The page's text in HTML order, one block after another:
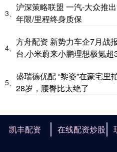
3、
沪深策略联盟 一汽-大众推
年限/里程终身质保
4、
方舟配资 新势力车企7月战
台,小米蔚来小鹏理想极氪超
5、
盛瑞德优配 “黎姿”在豪宅
28岁，腰臀比太绝了
凯丰配资 在线配资炒股